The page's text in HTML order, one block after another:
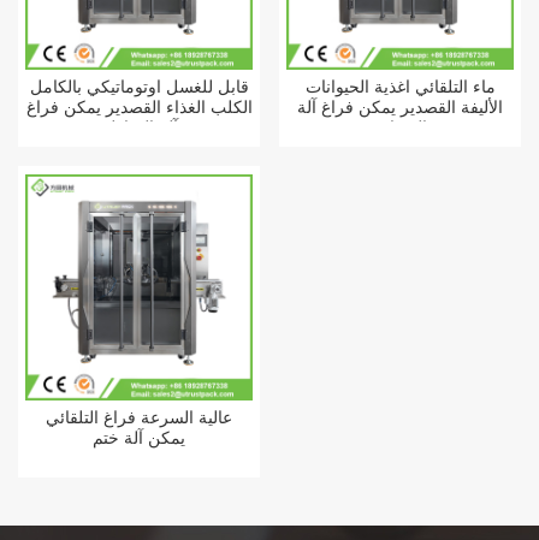
قابل للغسل أوتوماتيكي بالكامل
الكلب الغذاء القصدير يمكن فراغ
ماء التلقائي أغذية الحيوانات
الأليفة القصدير يمكن فراغ آلة
عالية السرعة فراغ التلقائي
يمكن آلة ختم